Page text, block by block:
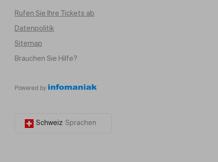
Rufen Sie Ihre Tickets ab
Datenpolitik
Sitemap
Brauchen Sie Hilfe?
Powered by
Schweiz Sprachen